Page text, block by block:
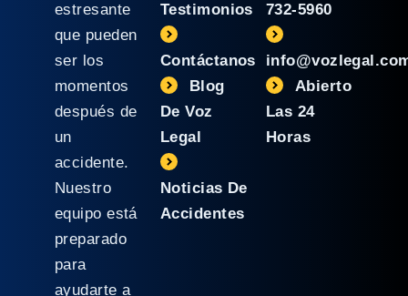
estresante
que pueden
ser los
momentos
después de
un
accidente.
Nuestro
equipo está
preparado
para
ayudarte a
Testimonios
Contáctanos
Blog
De Voz
Legal
Noticias De
Accidentes
732-5960
Abierto
Las 24
Horas